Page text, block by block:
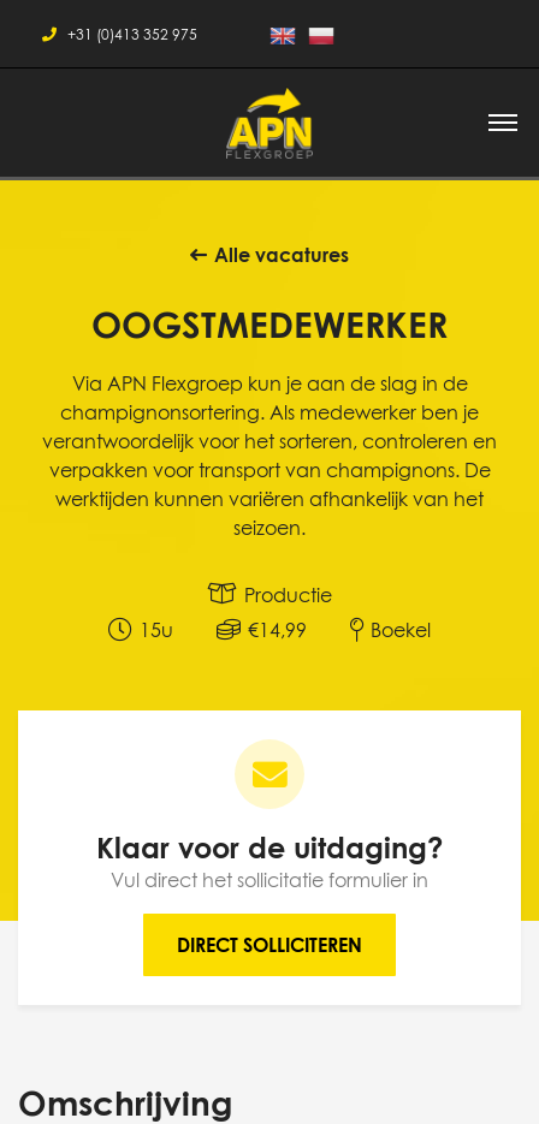
+31 (0)413 352 975
Alle vacatures
OOGSTMEDEWERKER
Via APN Flexgroep kun je aan de slag in de
champignonsortering. Als medewerker ben je
verantwoordelijk voor het sorteren, controleren en
verpakken voor transport van champignons. De
werktijden kunnen variëren afhankelijk van het
seizoen.
Productie
15u
€14,99 Boekel
Klaar voor de uitdaging?
Vul direct het sollicitatie formulier in
DIRECT SOLLICITEREN
Omschrijving